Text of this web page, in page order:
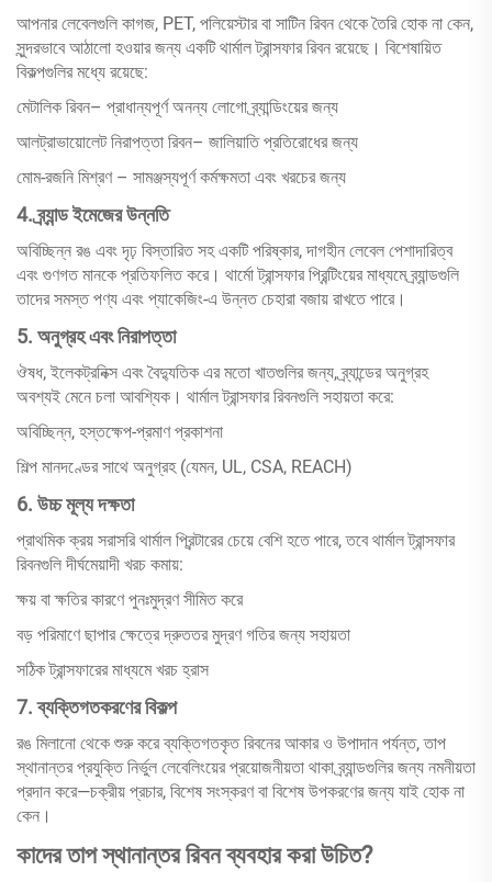
আপনার লেবেলগুলি কাগজ, PET, পলিয়েস্টার বা সাটিন রিবন থেকে তৈরি হোক না কেন,
সুন্দরভাবে আঠালো হওয়ার জন্য একটি থার্মাল ট্রান্সফার রিবন রয়েছে। বিশেষায়িত
বিকল্পগুলির মধ্যে রয়েছে:
মেটালিক রিবন– প্রাধান্যপূর্ণ অনন্য লোগো ব্র্যান্ডিংয়ের জন্য
আলট্রাভায়োলেট নিরাপত্তা রিবন– জালিয়াতি প্রতিরোধের জন্য
মোম-রজনি মিশ্রণ – সামঞ্জস্যপূর্ণ কর্মক্ষমতা এবং খরচের জন্য
4. ব্র্যান্ড ইমেজের উন্নতি
অবিচ্ছিন্ন রঙ এবং দৃঢ় বিস্তারিত সহ একটি পরিষ্কার, দাগহীন লেবেল পেশাদারিত্ব
এবং গুণগত মানকে প্রতিফলিত করে। থার্মো ট্রান্সফার প্রিন্টিংয়ের মাধ্যমে ব্র্যান্ডগুলি
তাদের সমস্ত পণ্য এবং প্যাকেজিং-এ উন্নত চেহারা বজায় রাখতে পারে।
5. অনুগ্রহ এবং নিরাপত্তা
ঔষধ, ইলেকট্রনিক্স এবং বৈদ্যুতিক এর মতো খাতগুলির জন্য, ব্র্যান্ডের অনুগ্রহ
অবশ্যই মেনে চলা আবশ্যিক। থার্মাল ট্রান্সফার রিবনগুলি সহায়তা করে:
অবিচ্ছিন্ন, হস্তক্ষেপ-প্রমাণ প্রকাশনা
শিল্প মানদণ্ডের সাথে অনুগ্রহ (যেমন, UL, CSA, REACH)
6. উচ্চ মূল্য দক্ষতা
প্রাথমিক ক্রয় সরাসরি থার্মাল প্রিন্টারের চেয়ে বেশি হতে পারে, তবে থার্মাল ট্রান্সফার
রিবনগুলি দীর্ঘমেয়াদী খরচ কমায়:
ক্ষয় বা ক্ষতির কারণে পুনঃমুদ্রণ সীমিত করে
বড় পরিমাণে ছাপার ক্ষেত্রে দ্রুততর মুদ্রণ গতির জন্য সহায়তা
সঠিক ট্রান্সফারের মাধ্যমে খরচ হ্রাস
7. ব্যক্তিগতকরণের বিকল্প
রঙ মিলানো থেকে শুরু করে ব্যক্তিগতকৃত রিবনের আকার ও উপাদান পর্যন্ত, তাপ
স্থানান্তর প্রযুক্তি নির্ভুল লেবেলিংয়ের প্রয়োজনীয়তা থাকা ব্র্যান্ডগুলির জন্য নমনীয়তা
প্রদান করে—চক্রীয় প্রচার, বিশেষ সংস্করণ বা বিশেষ উপকরণের জন্য যাই হোক না
কেন।
কাদের তাপ স্থানান্তর রিবন ব্যবহার করা উচিত?